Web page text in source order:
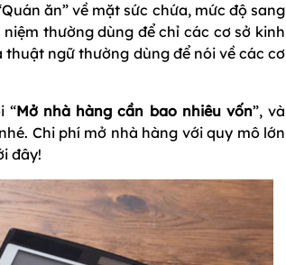
ăn” về mặt sức chứa, mức độ sang
thường dùng để chỉ các cơ sở kinh
ngữ thường dùng để nói về các cơ
“Mở nhà hàng cần bao nhiêu vốn”, và
Chi phí mở nhà hàng với quy mô lớn
đây!